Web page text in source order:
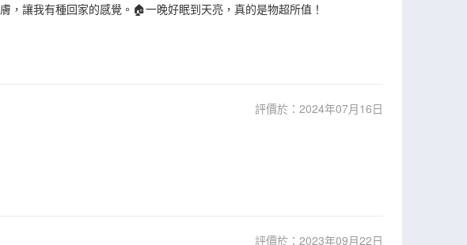
讓我有種回家的感覺。🏠一晚好眠到天亮，真的是物超所值！
評價於：2024年07月16日
評價於：2023年09月22日